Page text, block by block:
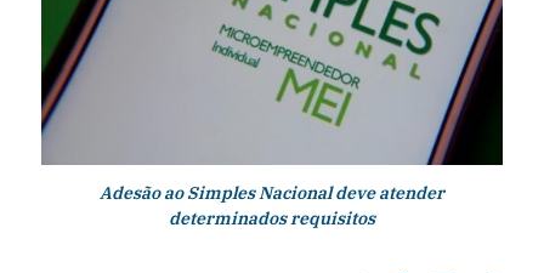
Adesão ao Simples Nacional deve atender
determinados requisitos